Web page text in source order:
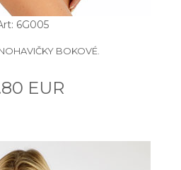
6G005
BOKOVÉ.
EUR